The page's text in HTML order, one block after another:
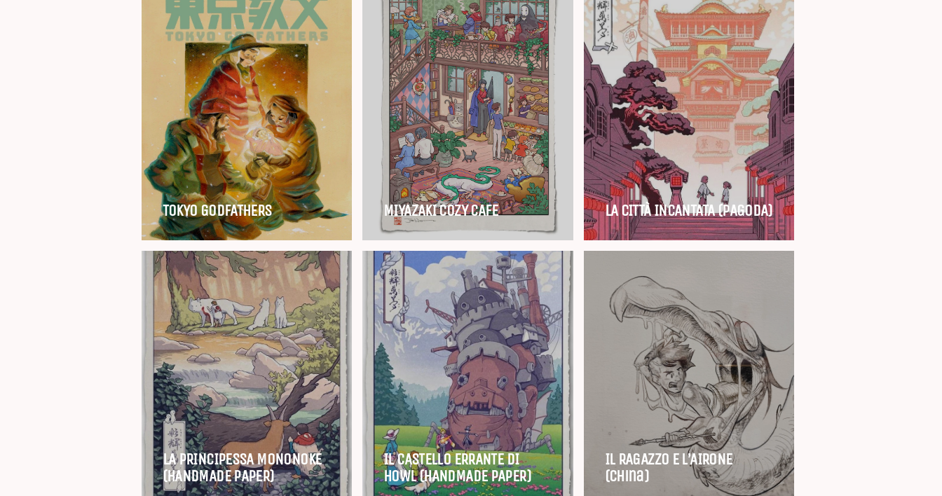
TOKYO GODFATHERS MIYAZAKI COZY CAFE LA CITTÀ INCANTATA (PAGODA)
LA PRINCIPESSA MONONOKE
(HANDMADE PAPER)
IL CASTELLO ERRANTE DI
HOWL (HANDMADE PAPER)
IL RAGAZZO E L’AIRONE
(China)